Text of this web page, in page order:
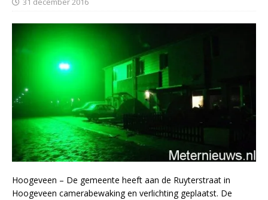
Hoogeveen – De gemeente heeft aan de Ruyterstraat in
Hoogeveen camerabewaking en verlichting geplaatst. De